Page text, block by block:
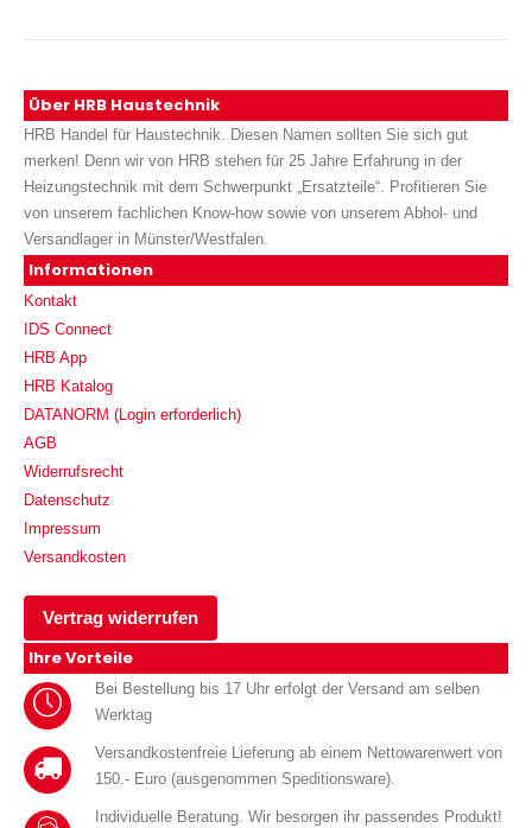
Über HRB Haustechnik
HRB Handel für Haustechnik. Diesen Namen sollten Sie sich gut
merken! Denn wir von HRB stehen für 25 Jahre Erfahrung in der
Heizungstechnik mit dem Schwerpunkt „Ersatzteile“. Profitieren Sie
von unserem fachlichen Know-how sowie von unserem Abhol- und
Versandlager in Münster/Westfalen.
Informationen
Kontakt
IDS Connect
HRB App
HRB Katalog
DATANORM (Login erforderlich)
AGB
Widerrufsrecht
Datenschutz
Impressum
Versandkosten
Vertrag widerrufen
Ihre Vorteile
Bei Bestellung bis 17 Uhr erfolgt der Versand am selben
Werktag
Versandkostenfreie Lieferung ab einem Nettowarenwert von
150.- Euro (ausgenommen Speditionsware).
Individuelle Beratung. Wir besorgen ihr passendes Produkt!